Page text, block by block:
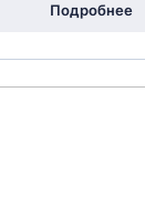
Подробнее